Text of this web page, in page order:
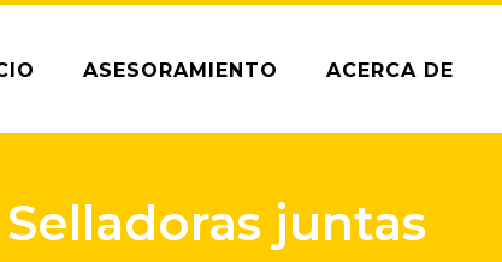
ASESORAMIENTO ACERCA DE
Selladoras juntas